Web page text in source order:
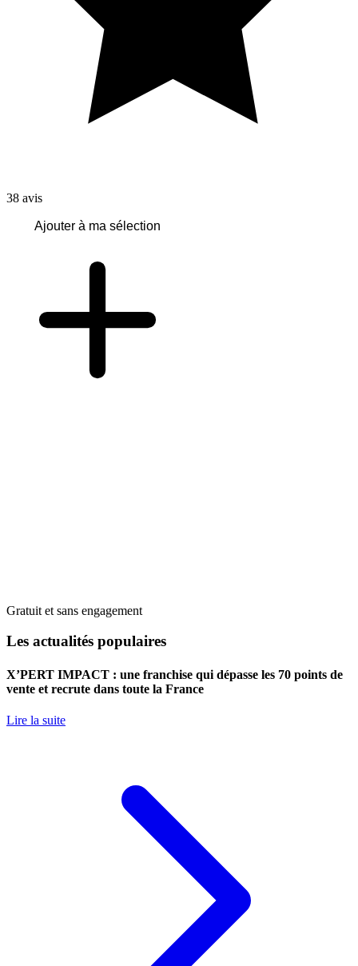
38 avis
Ajouter à ma sélection
Gratuit et sans engagement
Les actualités populaires
X’PERT IMPACT : une franchise qui dépasse les 70 points de
vente et recrute dans toute la France
Lire la suite